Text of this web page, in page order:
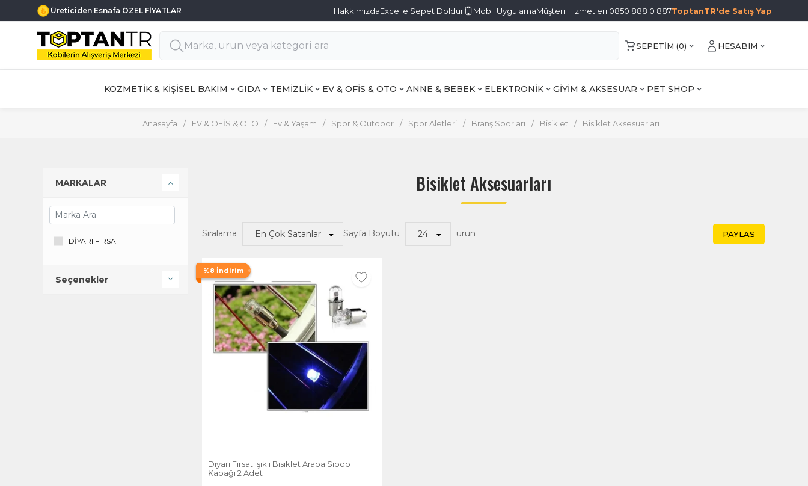
Üreticiden Esnafa ÖZEL FİYATLAR HakkımızdaExcelle Sepet Doldur Mobil UygulamaMüşteri Hizmetleri 0850 888 0 887ToptanTR'de Satış Yap
SEPETIM (0) HESABIM
KOZMETİK & KİŞİSEL BAKIM GIDA TEMİZLİK EV & OFİS & OTO ANNE & BEBEK ELEKTRONİK GİYİM & AKSESUAR PET SHOP
Anasayfa / EV & OFİS & OTO / Ev & Yaşam / Spor & Outdoor / Spor Aletleri / Branş Sporları / Bisiklet / Bisiklet Aksesuarları
Bisiklet Aksesuarları
Sıralama Sayfa Boyutu ürün PAYLAS
%8 İndirim
Diyarı Fırsat Işıklı Bisiklet Araba Sibop
Kapağı 2 Adet
MARKALAR
DİYARI FIRSAT
Seçenekler